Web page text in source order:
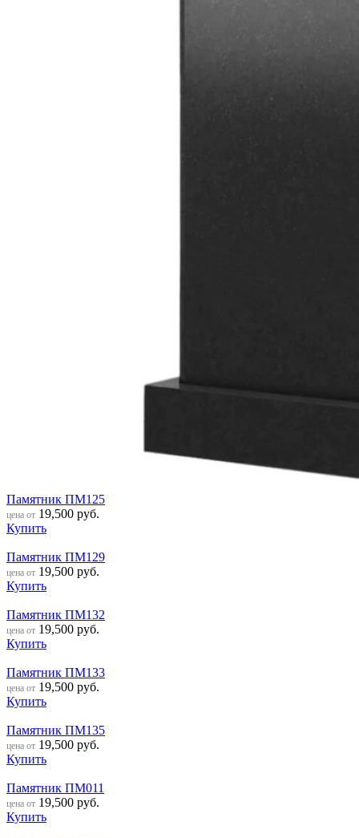
Памятник ПМ125
цена от 19,500 руб.
Купить
Памятник ПМ129
цена от 19,500 руб.
Купить
Памятник ПМ132
цена от 19,500 руб.
Купить
Памятник ПМ133
цена от 19,500 руб.
Купить
Памятник ПМ135
цена от 19,500 руб.
Купить
Памятник ПМ011
цена от 19,500 руб.
Купить